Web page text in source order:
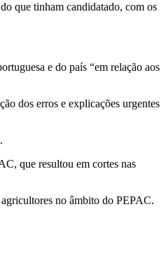
que tinham candidatado, com os
e do país “em relação aos
dos erros e explicações urgentes
que resultou em cortes nas
no âmbito do PEPAC.